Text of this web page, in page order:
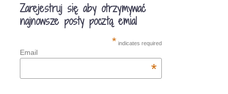
Zarejestruj się aby otrzymywać
najnowsze posty pocztą emial
* indicates required
Email
*